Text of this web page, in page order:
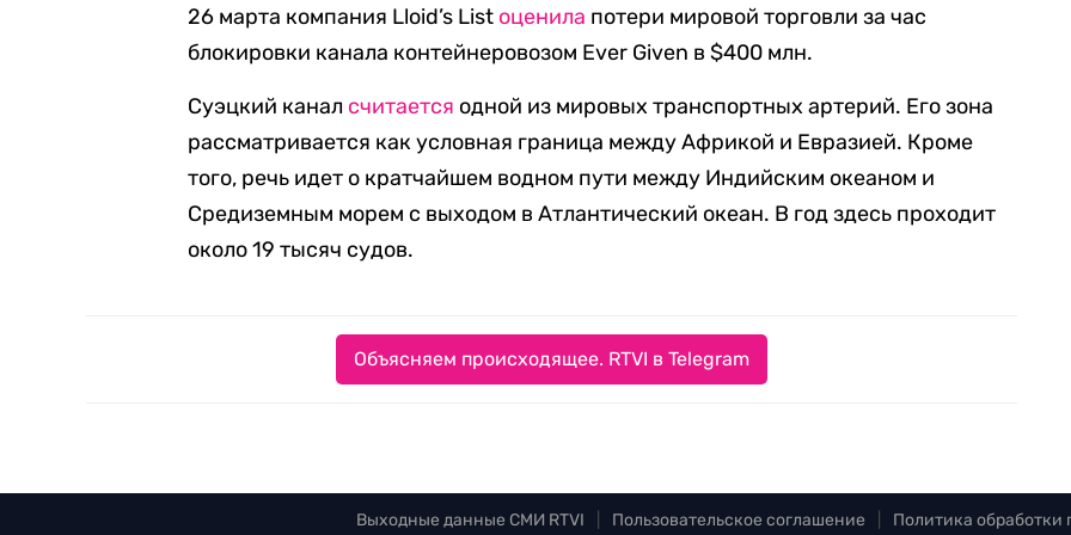
26 марта компания Lloid’s List оценила потери мировой торговли за час
блокировки канала контейнеровозом Ever Given в $400 млн.
Суэцкий канал считается одной из мировых транспортных артерий. Его зона
рассматривается как условная граница между Африкой и Евразией. Кроме
того, речь идет о кратчайшем водном пути между Индийским океаном и
Средиземным морем с выходом в Атлантический океан. В год здесь проходит
около 19 тысяч судов.
Объясняем происходящее. RTVI в Telegram
Выходные данные СМИ RTVI Пользовательское соглашение Политика